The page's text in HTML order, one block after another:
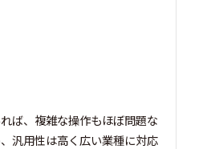
ば、複雑な操作もほぼ問題な
汎用性は高く広い業種に対応